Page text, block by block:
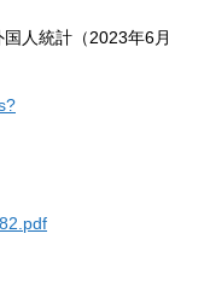
人統計（2023年6月